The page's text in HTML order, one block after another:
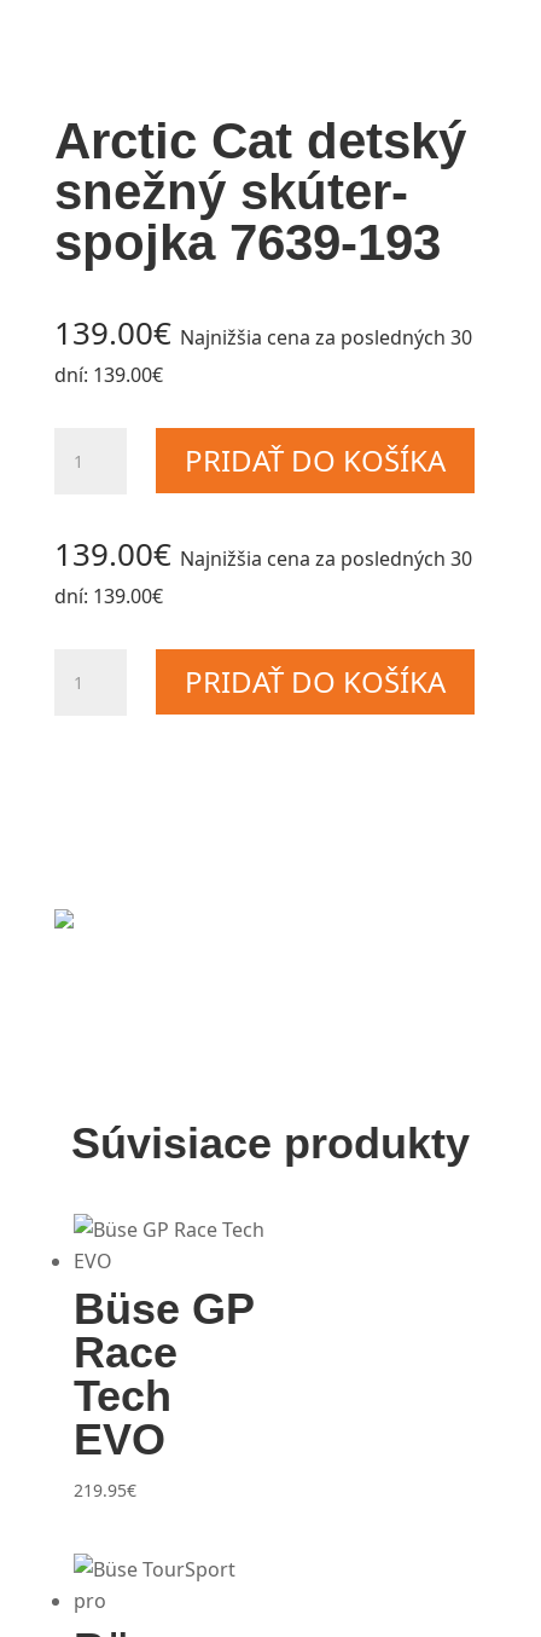
Arctic Cat detský
snežný skúter-
spojka 7639-193
139.00€ Najnižšia cena za posledných 30
dní: 139.00€
Arctic
detský
snežný
skúter-
7639-
PRIDAŤ DO KOŠÍKA
139.00€ Najnižšia cena za posledných 30
dní: 139.00€
Arctic
193
PRIDAŤ DO KOŠÍKA
Súvisiace produkty
Büse GP
Race
Tech
EVO
219.95€